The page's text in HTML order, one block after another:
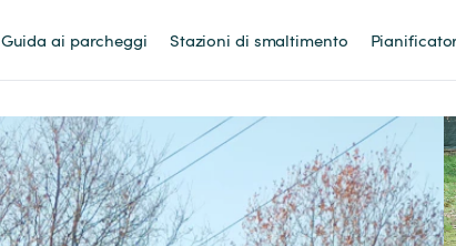
Guida ai parcheggi Stazioni di smaltimento